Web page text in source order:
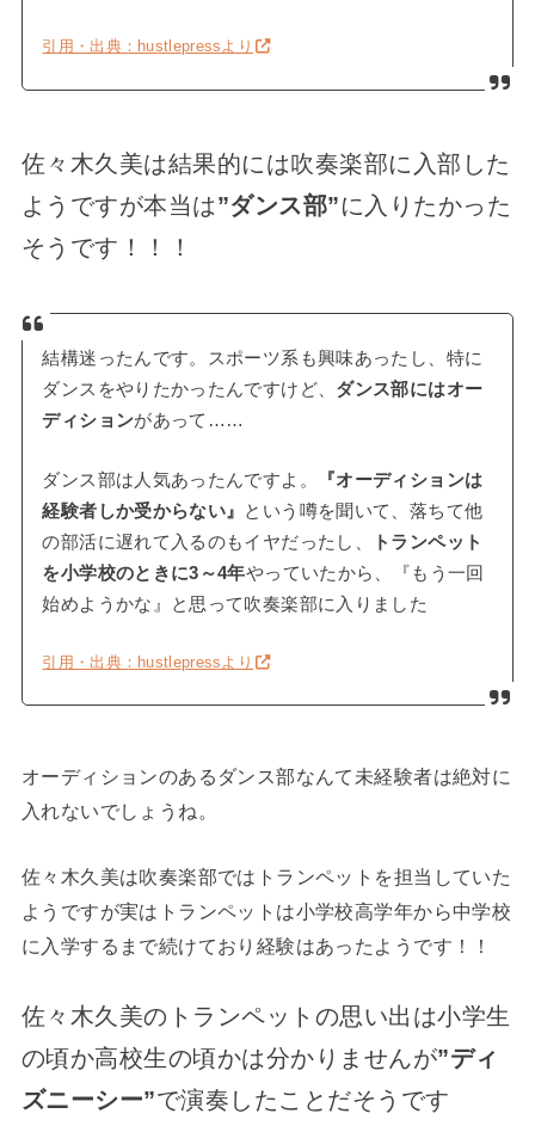
引用・出典：hustlepressより
佐々木久美は結果的には吹奏楽部に入部した
ようですが本当は”ダンス部”に入りたかった
そうです！！！
結構迷ったんです。スポーツ系も興味あったし、特に
ダンスをやりたかったんですけど、 ダンス部にはオー
ディションがあって……
ダンス部は人気あったんですよ。
『オーディションは
経験者しか受からない』 という噂を聞いて、落ちて他
の部活に遅れて入るのもイヤだったし、
トランペット
を小学校のときに3～4年やっていたから、『もう一回
始めようかな』と思って吹奏楽部に入りました
引用・出典：hustlepressより
オーディションのあるダンス部なんて未経験者は絶対に
入れないでしょうね。
佐々木久美は吹奏楽部ではトランペットを担当していた
ようですが実はトランペットは小学校高学年から中学校
に入学するまで続けており経験はあったようです！！
佐々木久美のトランペットの思い出は小学生
の頃か高校生の頃かは分かりませんが”ディ
ズニーシー”で演奏したことだそうです